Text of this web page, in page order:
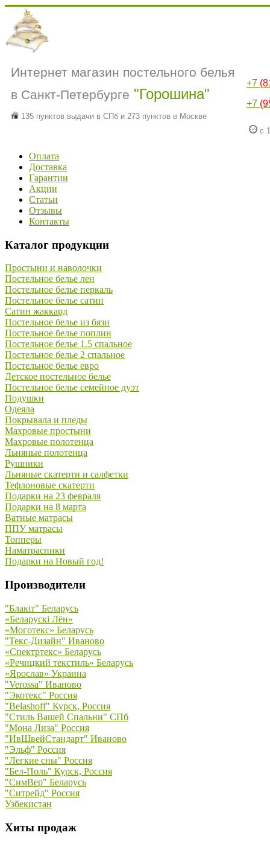
Интернет магазин постельного белья
в Санкт-Петербурге "Горошина"
135 пунктов выдачи в СПб и 273 пунктов в Москве
+7
+7
с
Оплата
Доставка
Гарантии
Акции
Статьи
Отзывы
Контакты
Каталог продукции
Простыни и наволочки
Постельное белье лен
Постельное белье перкаль
Постельное белье сатин
Сатин жаккард
Постельное белье из бязи
Постельное белье поплин
Постельное белье 1.5 спальное
Постельное белье 2 спальное
Постельное белье евро
Детское постельное белье
Постельное белье семейное дуэт
Подушки
Одеяла
Покрывала и пледы
Махровые простыни
Махровые полотенца
Льняные полотенца
Рушники
Льняные скатерти и салфетки
Тефлоновые скатерти
Подарки на 23 февраля
Подарки на 8 марта
Ватные матрасы
ППУ матрасы
Топперы
Наматрасники
Подарки на Новый год!
Производители
"Блакiт" Беларусь
«Беларускi Лён»
«Моготекс» Беларусь
"Текс-Дизайн" Иваново
«Спектртекс» Беларусь
«Речицкий текстиль» Беларусь
«Ярослав» Украина
"Verossa" Иваново
"Экотекс" Россия
"Belashoff" Курск, Россия
"Стиль Вашей Спальни" СПб
"Мона Лиза" Россия
"ИвШвейСтандарт" Иваново
"Эльф" Россия
"Легкие сны" Россия
"Бел-Поль" Курск, Россия
"СимВер" Беларусь
"Ситрейд" Россия
Узбекистан
Хиты продаж